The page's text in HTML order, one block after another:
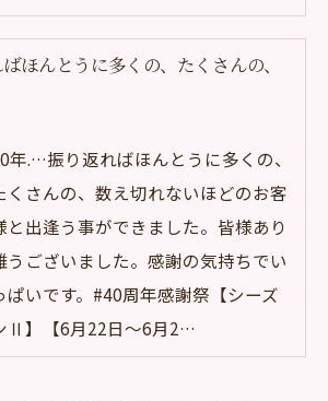
ほんとうに多くの、たくさんの、
年.…振り返ればほんとうに多くの、
くさんの、数え切れないほどのお客
と出逢う事ができました。皆様あり
うございました。感謝の気持ちでい
ぱいです。#40周年感謝祭【シーズ
Ⅱ】【6月22日～6月2…